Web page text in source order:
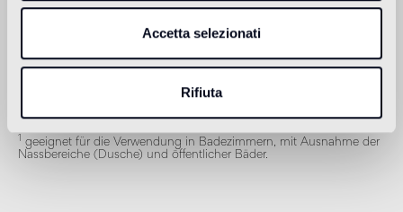
Accetta selezionati
Rifiuta
Verkleidung in Außenbereichen
Dusche
geeignet für die Verwendung in Badezimmern, mit Ausnahme der
Nassbereiche (Dusche) und öffentlicher Bäder.